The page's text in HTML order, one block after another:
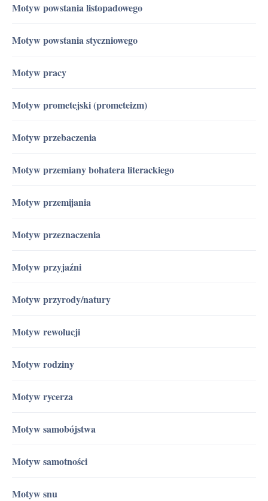
Motyw powstania listopadowego
Motyw powstania styczniowego
Motyw pracy
Motyw prometejski (prometeizm)
Motyw przebaczenia
Motyw przemiany bohatera literackiego
Motyw przemijania
Motyw przeznaczenia
Motyw przyjaźni
Motyw przyrody/natury
Motyw rewolucji
Motyw rodziny
Motyw rycerza
Motyw samobójstwa
Motyw samotności
Motyw snu